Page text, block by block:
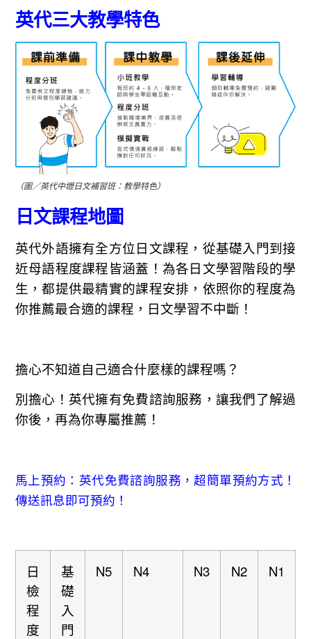
英代三大教學特色
（圖／英代中壢日文補習班：教學特色）
日文課程地圖
英代外語擁有全方位日文課程，從基礎入門到接
近母語程度課程皆涵蓋！為各日文學習階段的學
生，都提供最精實的課程安排，依照你的程度為
你推薦最合適的課程，日文學習不中斷！
擔心不知道自己適合什麼樣的課程嗎？
別擔心！英代擁有免費諮詢服務，讓我們了解過
你後，再為你專屬推薦！
馬上預約：英代免費諮詢服務，超簡單預約方式！
傳送訊息即可預約！
日
檢
程
度
基
礎
入
門
N5 N4 N3 N2 N1